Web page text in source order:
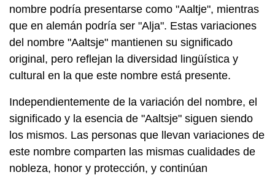
nombre podría presentarse como "Aaltje", mientras
que en alemán podría ser "Alja". Estas variaciones
del nombre "Aaltsje" mantienen su significado
original, pero reflejan la diversidad lingüística y
cultural en la que este nombre está presente.
Independientemente de la variación del nombre, el
significado y la esencia de "Aaltsje" siguen siendo
los mismos. Las personas que llevan variaciones de
este nombre comparten las mismas cualidades de
nobleza, honor y protección, y continúan